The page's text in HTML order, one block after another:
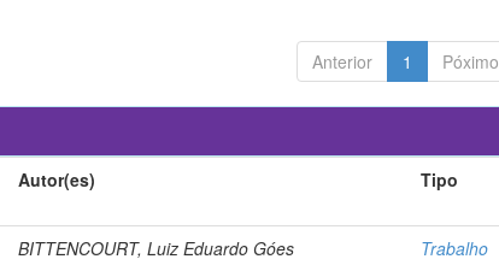
Anterior 1 Póximo
Autor(es) Tipo
BITTENCOURT, Luiz Eduardo Góes
Trabalho